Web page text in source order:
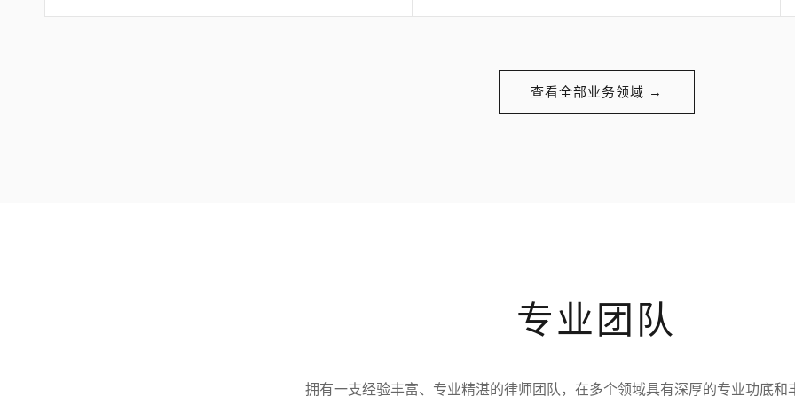
查看全部业务领域 →
专业团队
拥有一支经验丰富、专业精湛的律师团队，在多个领域具有深厚的专业功底和